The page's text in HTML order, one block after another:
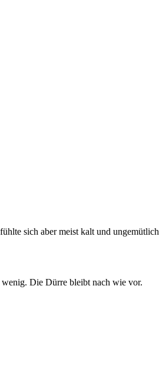
sich aber meist kalt und
Die Dürre bleibt nach wie vor.